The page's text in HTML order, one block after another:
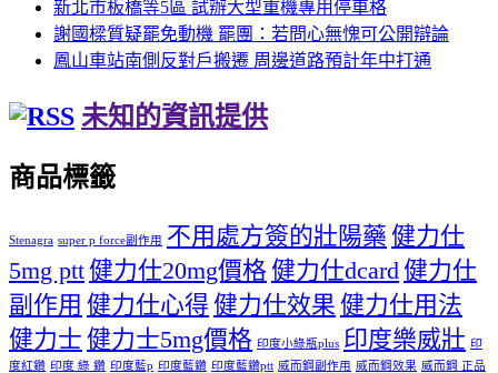
新北市板橋等5區 試辦大型重機專用停車格
謝國樑質疑罷免動機 罷團：若問心無愧可公開辯論
鳳山車站南側反對戶搬遷 周邊道路預計年中打通
未知的資訊提供
商品標籤
Stenagra super p force副作用 不用處方簽的壯陽藥 健力仕
5mg ptt健力仕20mg價格健力仕dcard 健力仕
副作用 健力仕心得 健力仕效果 健力仕用法
健力士 健力士5mg價格 印度小綠瓶plus 印度樂威壯 印
度紅鑽 印度 綠 鑽 印度藍p 印度藍鑽 印度藍鑽ptt 威而鋼副作用 威而鋼效果 威而鋼 正品